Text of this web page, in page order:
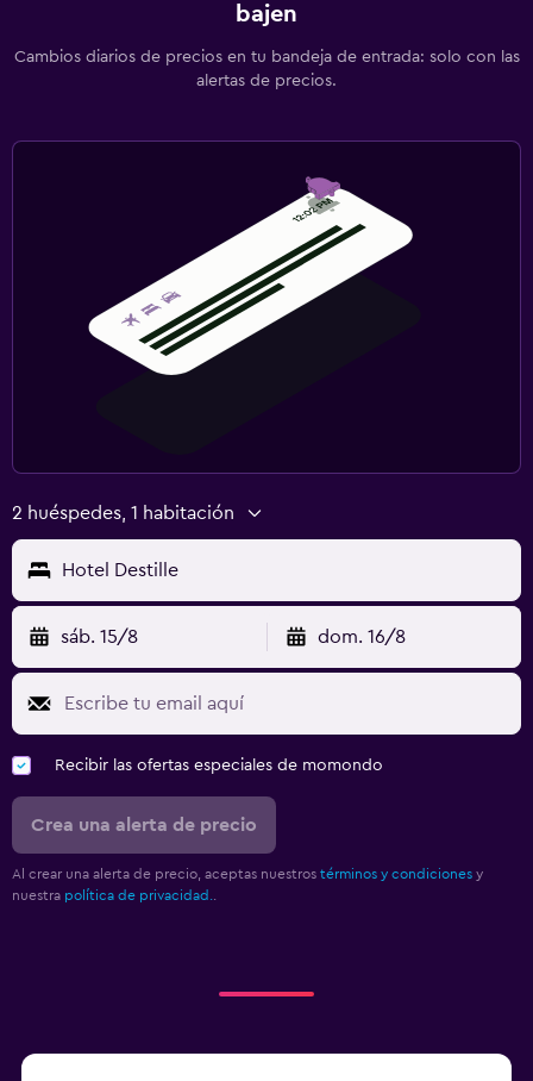
bajen
Cambios diarios de precios en tu bandeja de entrada: solo con las
alertas de precios.
2 huéspedes, 1 habitación
Hotel Destille
sáb. 15/8 dom. 16/8
Recibir las ofertas especiales de momondo
Crea una alerta de precio
Al crear una alerta de precio, aceptas nuestros términos y condiciones y
nuestra política de privacidad.